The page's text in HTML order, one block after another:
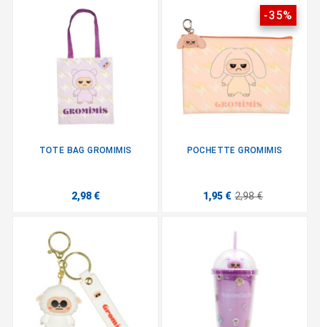
TOTE BAG GROMIMIS
2,98 €
-35%
POCHETTE GROMIMIS
1,95 € 2,98 €